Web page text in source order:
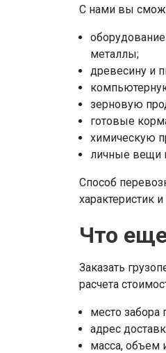
С нами вы
металлы;
древесину и
зерновую
готовые
химическую
личные вещи
Способ
характеристик
Что
Заказать
расчета
место забора
адрес
масса, объем